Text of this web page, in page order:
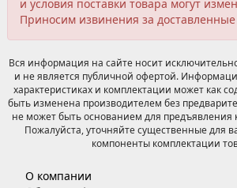
и условия поставки товара могут
Приносим извинения за доставленные
Вся информация на сайте носит
и не является публичной офертой.
характеристиках и комплектации может как
быть изменена производителем без
не может быть основанием для предъявления
Пожалуйста, уточняйте существенные для
компоненты комплектации
О компании